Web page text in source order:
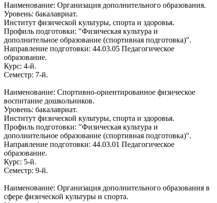
Наименование: Организация дополнительного образования.
Уровень: бакалавриат.
Институт физической культуры, спорта и здоровья.
Профиль подготовки: "Физическая культура и
дополнительное образование (спортивная подготовка)".
Направление подготовки: 44.03.05 Педагогическое
образование.
Курс: 4-й.
Семестр: 7-й.
Наименование: Спортивно-ориентированное физическое
воспитание дошкольников.
Уровень: бакалавриат.
Институт физической культуры, спорта и здоровья.
Профиль подготовки: "Физическая культура и
дополнительное образование (спортивная подготовка)".
Направление подготовки: 44.03.01 Педагогическое
образование.
Курс: 5-й.
Семестр: 9-й.
Наименование: Организация дополнительного образования в
сфере физической культуры и спорта.